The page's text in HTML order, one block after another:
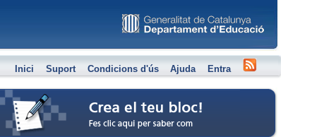
Inici Suport Condicions d'ús Ajuda Entra
Crea el teu bloc